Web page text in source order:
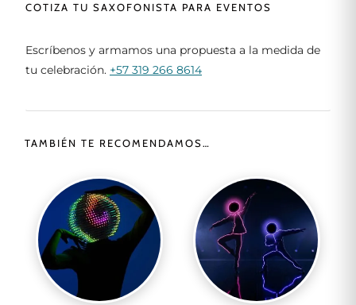
COTIZA TU SAXOFONISTA PARA EVENTOS
Escríbenos y armamos una propuesta a la medida de
tu celebración. +57 319 266 8614
TAMBIÉN TE RECOMENDAMOS…